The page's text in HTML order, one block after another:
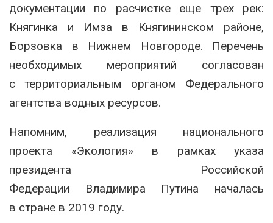
документации по расчистке еще трех рек:
Княгинка и Имза в Княгининском районе,
Борзовка в Нижнем Новгороде. Перечень
необходимых мероприятий согласован
с территориальным органом Федерального
агентства водных ресурсов.
Напомним, реализация национального
проекта «Экология» в рамках указа
президента Российской
Федерации Владимира Путина началась
в стране в 2019 году.